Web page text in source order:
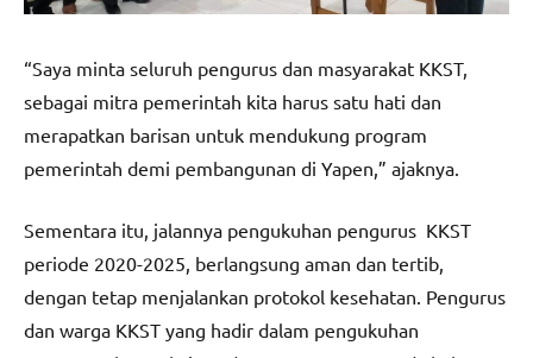
“Saya minta seluruh pengurus dan masyarakat KKST,
sebagai mitra pemerintah kita harus satu hati dan
merapatkan barisan untuk mendukung program
pemerintah demi pembangunan di Yapen,” ajaknya.
Sementara itu, jalannya pengukuhan pengurus KKST
periode 2020-2025, berlangsung aman dan tertib,
dengan tetap menjalankan protokol kesehatan. Pengurus
dan warga KKST yang hadir dalam pengukuhan